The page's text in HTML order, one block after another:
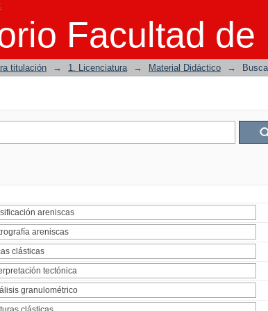
Facultad
titulación → 1. Licenciatura → Material Didáctico →